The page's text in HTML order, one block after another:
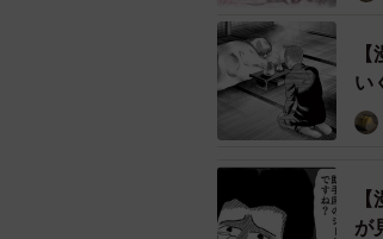
「なんで逆さ？」
って止めて、家の
持ち込む」という
い
が